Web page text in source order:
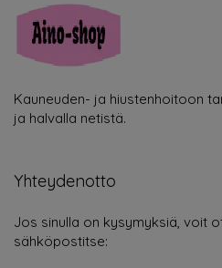
Kauneuden- ja hiustenhoitoon
ja halvalla netistä.
Yhteydenotto
Jos sinulla on kysymyksiä, voit
sähköpostitse: